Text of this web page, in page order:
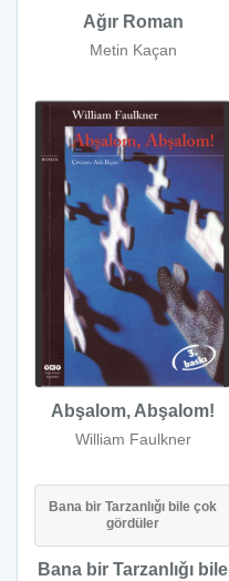
Ağır Roman
Metin Kaçan
Abşalom, Abşalom!
William Faulkner
Bana bir Tarzanlıǧı bile çok
gördüler
Bana bir Tarzanlıǧı bile